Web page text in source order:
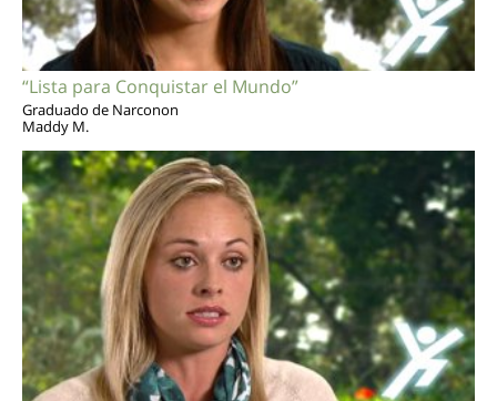
“Lista para Conquistar el Mundo”
Graduado de Narconon
Maddy M.